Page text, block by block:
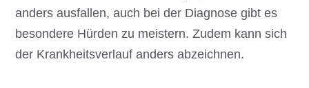
anders ausfallen, auch bei der Diagnose gibt es
besondere Hürden zu meistern. Zudem kann sich
der Krankheitsverlauf anders abzeichnen.